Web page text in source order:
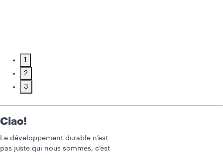
1
2
3
Ciao!
Le développement durable n’est
pas juste qui nous sommes, c’est